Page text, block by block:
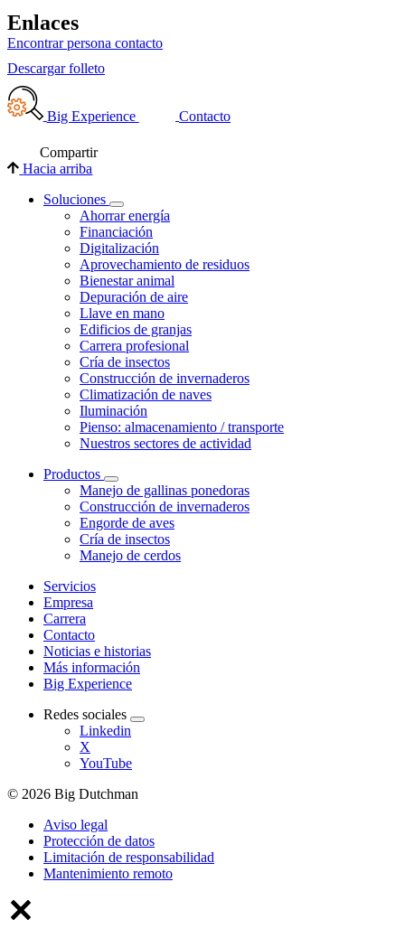
Enlaces
Encontrar persona contacto
Descargar folleto
Big Experience Contacto
Compartir
Hacia arriba
Soluciones
Ahorrar energía
Financiación
Digitalización
Aprovechamiento de residuos
Bienestar animal
Depuración de aire
Llave en mano
Edificios de granjas
Carrera profesional
Cría de insectos
Construcción de invernaderos
Climatización de naves
Iluminación
Pienso: almacenamiento / transporte
Nuestros sectores de actividad
Productos
Manejo de gallinas ponedoras
Construcción de invernaderos
Engorde de aves
Cría de insectos
Manejo de cerdos
Servicios
Empresa
Carrera
Contacto
Noticias e historias
Más información
Big Experience
Redes sociales
Linkedin
X
YouTube
© 2026 Big Dutchman
Aviso legal
Protección de datos
Limitación de responsabilidad
Mantenimiento remoto